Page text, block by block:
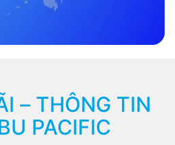
– THÔNG TIN
PACIFIC